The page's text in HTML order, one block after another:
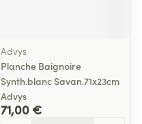
Advys
Planche Baignoire
Synth.blanc Savan.71x23cm
Advys
71,00 €